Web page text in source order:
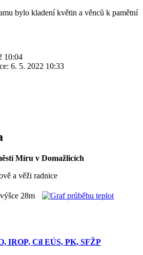
bylo kladení květin a věnců k pamětní
10:04
6. 5. 2022 10:33
Míru v Domažlicích
a věži radnice
IROP, Cíl EÚS, PK, SFŽP